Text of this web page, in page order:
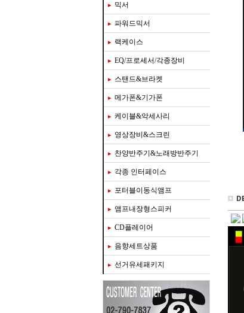
믹서
파워드믹서
랙케이스
EQ/프로세서/각종장비
스탠드&브라켓
메가폰&기가폰
케이블&악세사리
영상장비&스크린
찬양반주기&노래방반주기
각종 인터페이스
포터블이동식앰프
앰프내장형스피커
CD플레이어
음향세트상품
선거유세패키지